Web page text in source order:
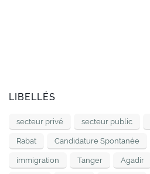
LIBELLÉS
secteur privé secteur public
Rabat Candidature Spontanée
immigration Tanger Agadir